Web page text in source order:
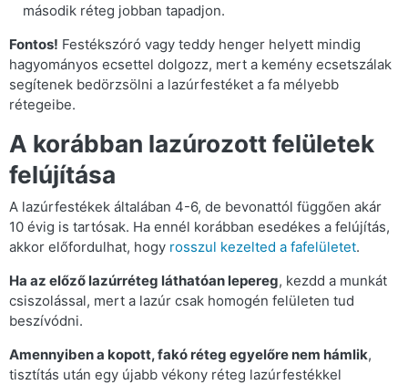
második réteg jobban tapadjon.
Fontos! Festékszóró vagy teddy henger helyett mindig
hagyományos ecsettel dolgozz, mert a kemény ecsetszálak
segítenek bedörzsölni a lazúrfestéket a fa mélyebb
rétegeibe.
A korábban lazúrozott felületek
felújítása
A lazúrfestékek általában 4-6, de bevonattól függően akár
10 évig is tartósak. Ha ennél korábban esedékes a felújítás,
akkor előfordulhat, hogy rosszul kezelted a fafelületet.
Ha az előző lazúrréteg láthatóan lepereg, kezdd a munkát
csiszolással, mert a lazúr csak homogén felületen tud
beszívódni.
Amennyiben a kopott, fakó réteg egyelőre nem hámlik,
tisztítás után egy újabb vékony réteg lazúrfestékkel